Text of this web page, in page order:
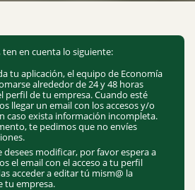
en cuenta lo siguiente:
tu aplicación, el equipo de Economía
alrededor de 24 y 48 horas
perfil de tu empresa. Cuando esté
llegar un email con los accesos y/o
caso exista información incompleta.
te pedimos que no envíes
desees modificar, por favor espera a
el email con el acceso a tu perfil
acceder a editar tú mism@ la
tu empresa.